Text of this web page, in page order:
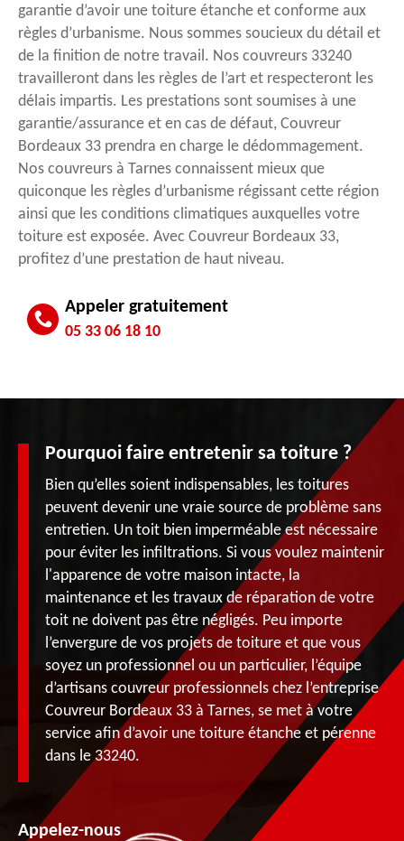
garantie d’avoir une toiture étanche et conforme aux
règles d’urbanisme. Nous sommes soucieux du détail et
de la finition de notre travail. Nos couvreurs 33240
travailleront dans les règles de l’art et respecteront les
délais impartis. Les prestations sont soumises à une
garantie/assurance et en cas de défaut, Couvreur
Bordeaux 33 prendra en charge le dédommagement.
Nos couvreurs à Tarnes connaissent mieux que
quiconque les règles d’urbanisme régissant cette région
ainsi que les conditions climatiques auxquelles votre
toiture est exposée. Avec Couvreur Bordeaux 33,
profitez d’une prestation de haut niveau.
Appeler gratuitement
05 33 06 18 10
Pourquoi faire entretenir sa toiture ?
Bien qu’elles soient indispensables, les toitures
peuvent devenir une vraie source de problème sans
entretien. Un toit bien imperméable est nécessaire
pour éviter les infiltrations. Si vous voulez maintenir
l'apparence de votre maison intacte, la
maintenance et les travaux de réparation de votre
toit ne doivent pas être négligés. Peu importe
l’envergure de vos projets de toiture et que vous
soyez un professionnel ou un particulier, l’équipe
d’artisans couvreur professionnels chez l’entreprise
Couvreur Bordeaux 33 à Tarnes, se met à votre
service afin d’avoir une toiture étanche et pérenne
dans le 33240.
Appelez-nous